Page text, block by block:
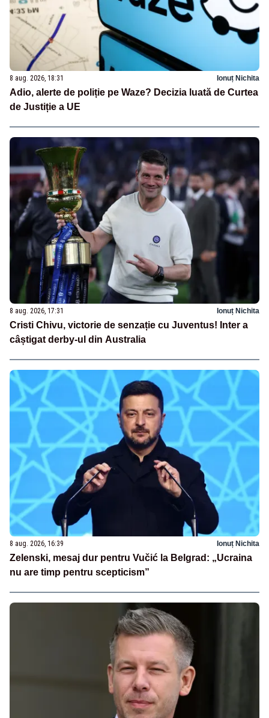
8 aug. 2026, 18:31 Ionuț Nichita
Adio, alerte de poliție pe Waze? Decizia luată de Curtea
de Justiție a UE
8 aug. 2026, 17:31 Ionuț Nichita
Cristi Chivu, victorie de senzație cu Juventus! Inter a
câștigat derby-ul din Australia
8 aug. 2026, 16:39 Ionuț Nichita
Zelenski, mesaj dur pentru Vučić la Belgrad: „Ucraina
nu are timp pentru scepticism”